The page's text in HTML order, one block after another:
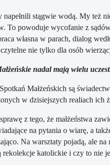
napełnili stągwie wodą. My też
To powoduje wycofanie z
własna w parach, dialog
czytelne nie tylko dla osób
nadal mają wielu
Małżeńskich są
w dzisiejszych realiach ich
z tego, że małżeństwa
na pytania o wiarę, a
Na warsztaty pojadą, ale
rekolekcje katolickie i czy to nie